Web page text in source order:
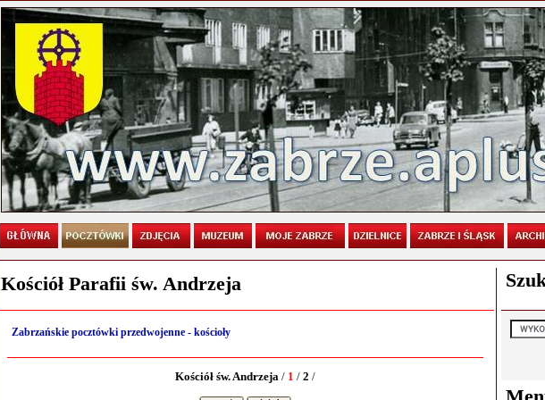
Kościół Parafii św. Andrzeja
Zabrzańskie pocztówki przedwojenne - kościoły
Kościół św. Andrzeja / 1 / 2 /